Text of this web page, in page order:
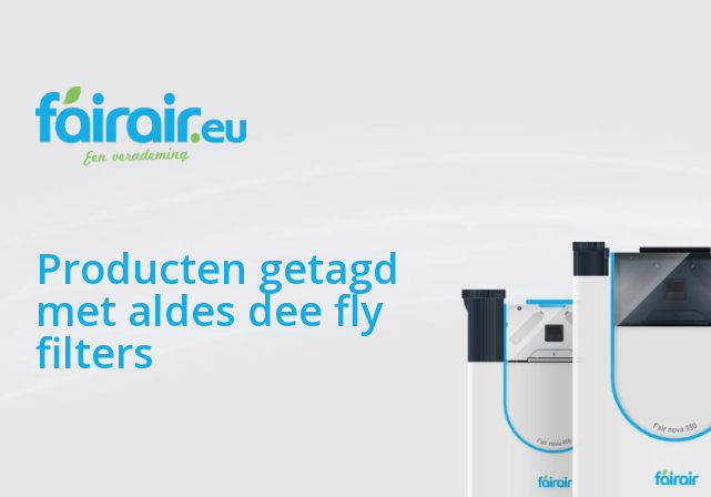
Producten getagd
met aldes dee fly
filters